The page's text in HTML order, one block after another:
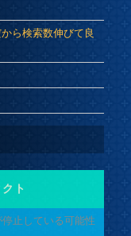
ら検索数伸びて良
ト
止している可能性